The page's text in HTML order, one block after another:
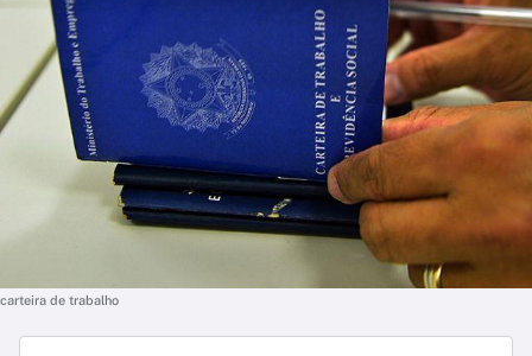
carteira de trabalho